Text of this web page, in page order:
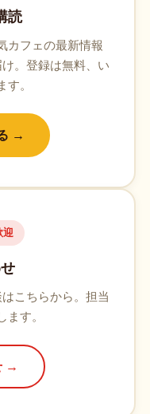
読
カフェの最新情報
。登録は無料、い
す。
→
迎
こちらから。担当
ます。
→